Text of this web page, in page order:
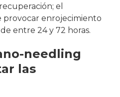
el
provocar enrojecimiento
entre 24 y 72 horas.
needling
las